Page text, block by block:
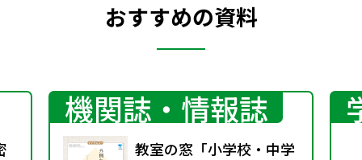
おすすめの資料
機関誌・情報誌
教室の窓「小学校・中学